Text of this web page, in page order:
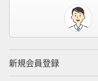
新規会員登録